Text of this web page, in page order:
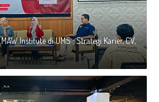
Institute di UMS : Strategi Karier, CV,